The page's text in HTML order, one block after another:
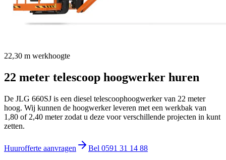
22,30 m werkhoogte
22 meter telescoop hoogwerker huren
De JLG 660SJ is een diesel telescoophoogwerker van 22 meter
hoog. Wij kunnen de hoogwerker leveren met een werkbak van
1,80 of 2,40 meter zodat u deze voor verschillende projecten in kunt
zetten.
Huurofferte aanvragen Bel 0591 31 14 88